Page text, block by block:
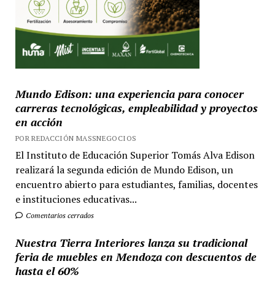
Mundo Edison: una experiencia para conocer
carreras tecnológicas, empleabilidad y proyectos
en acción
POR REDACCIÓN MASSNEGOCIOS
El Instituto de Educación Superior Tomás Alva Edison
realizará la segunda edición de Mundo Edison, un
encuentro abierto para estudiantes, familias, docentes
e instituciones educativas...
Comentarios cerrados
Nuestra Tierra Interiores lanza su tradicional
feria de muebles en Mendoza con descuentos de
hasta el 60%